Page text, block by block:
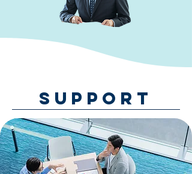
SUPPORT